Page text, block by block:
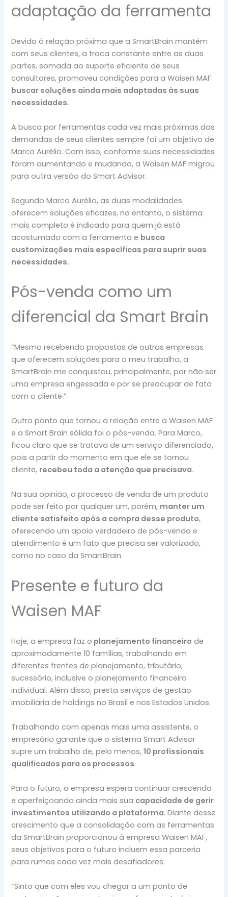
adaptação da ferramenta
Devido à relação próxima que a SmartBrain mantém
com seus clientes, a troca constante entre as duas
partes, somada ao suporte eficiente de seus
consultores, promoveu condições para a Waisen MAF
buscar soluções ainda mais adaptadas às suas
necessidades.
A busca por ferramentas cada vez mais próximas das
demandas de seus clientes sempre foi um objetivo de
Marco Aurélio. Com isso, conforme suas necessidades
foram aumentando e mudando, a Waisen MAF migrou
para outra versão do Smart Advisor.
Segundo Marco Aurélio, as duas modalidades
oferecem soluções eficazes, no entanto, o sistema
mais completo é indicado para quem já está
acostumado com a ferramenta e busca
customizações mais específicas para suprir suas
necessidades.
Pós-venda como um
diferencial da Smart Brain
“Mesmo recebendo propostas de outras empresas
que oferecem soluções para o meu trabalho, a
SmartBrain me conquistou, principalmente, por não ser
uma empresa engessada e por se preocupar de fato
com o cliente.”
Outro ponto que tornou a relação entre a Waisen MAF
e a Smart Brain sólida foi o pós-venda. Para Marco,
ficou claro que se tratava de um serviço diferenciado,
pois a partir do momento em que ele se tornou
cliente, recebeu toda a atenção que precisava.
Na sua opinião, o processo de venda de um produto
pode ser feito por qualquer um, porém, manter um
cliente satisfeito após a compra desse produto,
oferecendo um apoio verdadeiro de pós-venda e
atendimento é um fato que precisa ser valorizado,
como no caso da SmartBrain.
Presente e futuro da
Waisen MAF
Hoje, a empresa faz o planejamento financeiro de
aproximadamente 10 famílias, trabalhando em
diferentes frentes de planejamento, tributário,
sucessório, inclusive o planejamento financeiro
individual. Além disso, presta serviços de gestão
imobiliária de holdings no Brasil e nos Estados Unidos.
Trabalhando com apenas mais uma assistente, o
empresário garante que o sistema Smart Advisor
supre um trabalho de, pelo menos,10 profissionais
qualificados para os processos.
Para o futuro, a empresa espera continuar crescendo
e aperfeiçoando ainda mais sua capacidade de gerir
investimentos utilizando a plataforma. Diante desse
crescimento que a consolidação com as ferramentas
da SmartBrain proporcionou à empresa Waisen MAF,
seus objetivos para o futuro incluem essa parceria
para rumos cada vez mais desafiadores.
“Sinto que com eles vou chegar a um ponto de